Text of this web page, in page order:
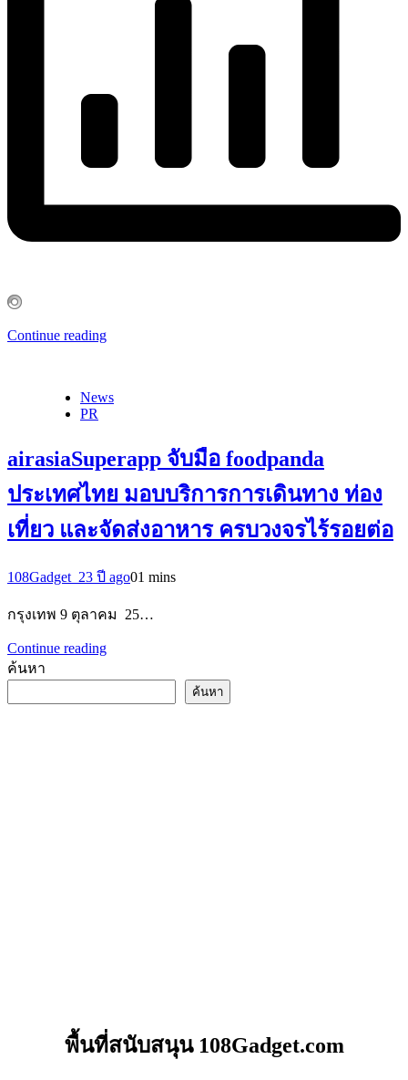
Continue reading
News
PR
airasiaSuperapp จับมือ foodpanda
ประเทศไทย มอบบริการการเดินทาง ท่อง
เที่ยว และจัดส่งอาหาร ครบวงจรไร้รอยต่อ
108Gadget_23 ปี ago01 mins
กรุงเทพ 9 ตุลาคม 25…
Continue reading
ค้นหา
ค้นหา
พื้นที่สนับสนุน 108Gadget.com